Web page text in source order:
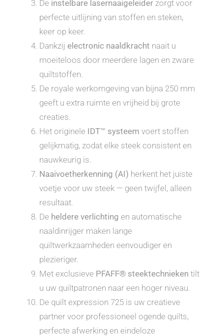
De instelbare lasernaaigeleider zorgt voor
perfecte uitlijning van stoffen en steken,
keer op keer.
Dankzij electronic naaldkracht naait u
moeiteloos door meerdere lagen en zware
quiltstoffen.
De royale werkomgeving van bijna 250 mm
geeft u extra ruimte en vrijheid bij grote
creaties.
Het originele IDT™ systeem voert stoffen
gelijkmatig, zodat elke steek consistent en
nauwkeurig is.
Naaivoetherkenning (AI) herkent het juiste
voetje voor uw steek — geen twijfel, alleen
resultaat.
De heldere verlichting en automatische
naaldinrijger maken lange
quiltwerkzaamheden eenvoudiger en
plezieriger.
Met exclusieve PFAFF® steektechnieken tilt
u uw quiltpatronen naar een hoger niveau.
De quilt expression 725 is uw creatieve
partner voor professioneel ogende quilts,
perfecte afwerking en eindeloze